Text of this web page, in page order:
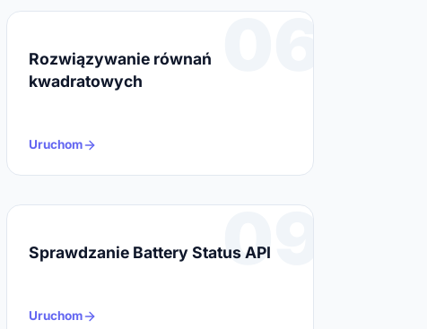
06
Rozwiązywanie równań
kwadratowych
Uruchom
09
Sprawdzanie Battery Status API
Uruchom